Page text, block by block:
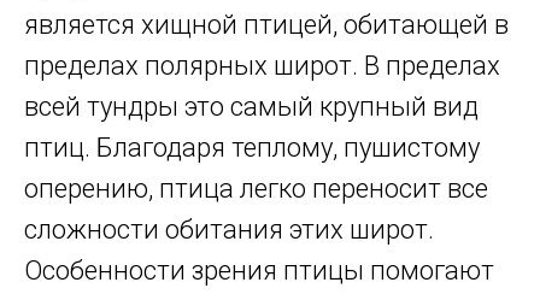
является хищной птицей, обитающей в
пределах полярных широт. В пределах
всей тундры это самый крупный вид
птиц. Благодаря теплому, пушистому
оперению, птица легко переносит все
сложности обитания этих широт.
Особенности зрения птицы помогают